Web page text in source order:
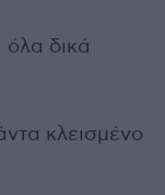
όλα δικά
κλεισμένο